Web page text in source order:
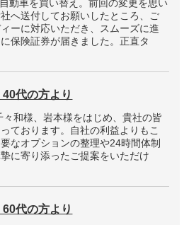
動車を買い替え。前回の変更を思い
へ送付してお願いしたところ、ご
ーに対応いただき、スムーズに進
保険証券が届きました。正直タ
代の方より
々和様、岩本様をはじめ、貴社の皆
ております。自社の利益よりもこ
なオプションの整理や24時間体制
に寄り添ったご提案をいただけ
代の方より